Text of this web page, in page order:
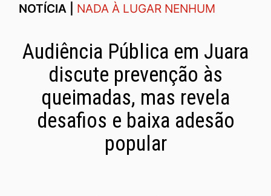
NOTÍCIA | NADA À LUGAR NENHUM
Audiência Pública em Juara
discute prevenção às
queimadas, mas revela
desafios e baixa adesão
popular